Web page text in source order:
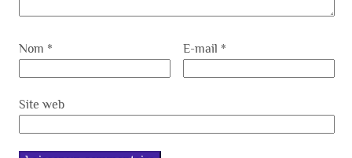
Nom * E-mail *
Site web